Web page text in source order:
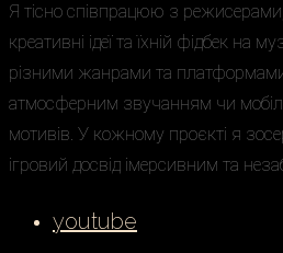
Я тісно співпрацюю з
креативні ідеї та їхній фідбек на
різними жанрами та платформами
атмосферним звучанням чи
мотивів. У кожному проєкті я
ігровий досвід імерсивним та
youtube